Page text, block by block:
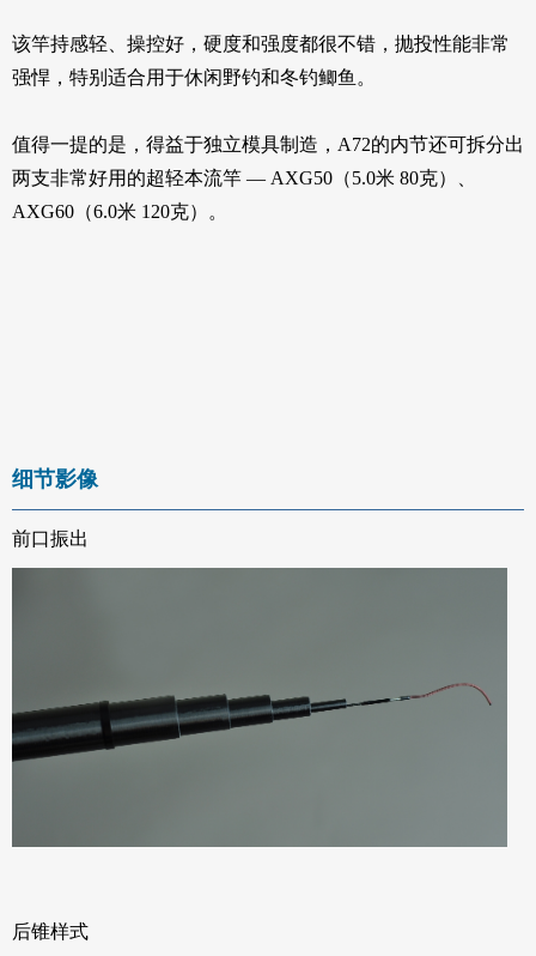
该竿持感轻、操控好，硬度和强度都很不错，抛投性能非常
强悍，特别适合用于休闲野钓和冬钓鲫鱼。
值得一提的是，得益于独立模具制造，A72的内节还可拆分出
两支非常好用的超轻本流竿 — AXG50（5.0米 80克）、
AXG60（6.0米 120克）。
细节影像
前口振出
后锥样式